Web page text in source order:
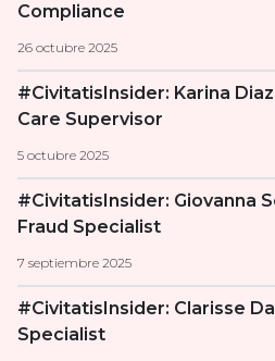
Compliance
26 octubre 2025
#CivitatisInsider: Karina
Care Supervisor
5 octubre 2025
#CivitatisInsider: Giovanna
Fraud Specialist
7 septiembre 2025
#CivitatisInsider: Clarisse
Specialist